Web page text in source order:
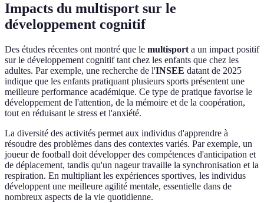
Impacts du multisport sur le
développement cognitif
Des études récentes ont montré que le multisport a un impact positif
sur le développement cognitif tant chez les enfants que chez les
adultes. Par exemple, une recherche de l'INSEE datant de 2025
indique que les enfants pratiquant plusieurs sports présentent une
meilleure performance académique. Ce type de pratique favorise le
développement de l'attention, de la mémoire et de la coopération,
tout en réduisant le stress et l'anxiété.
La diversité des activités permet aux individus d'apprendre à
résoudre des problèmes dans des contextes variés. Par exemple, un
joueur de football doit développer des compétences d'anticipation et
de déplacement, tandis qu'un nageur travaille la synchronisation et la
respiration. En multipliant les expériences sportives, les individus
développent une meilleure agilité mentale, essentielle dans de
nombreux aspects de la vie quotidienne.